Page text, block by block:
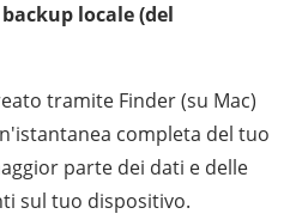
locale (del
tramite Finder (su Mac)
completa del tuo
parte dei dati e delle
sul tuo dispositivo.